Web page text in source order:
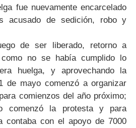
fue nuevamente encarcelado
acusado de sedición, robo y
de ser liberado, retorno a
como no se había cumplido lo
huelga, y aprovechando la
de mayo comenzó a organizar
comienzos del año próximo;
comenzó la protesta y para
contaba con el apoyo de 7000